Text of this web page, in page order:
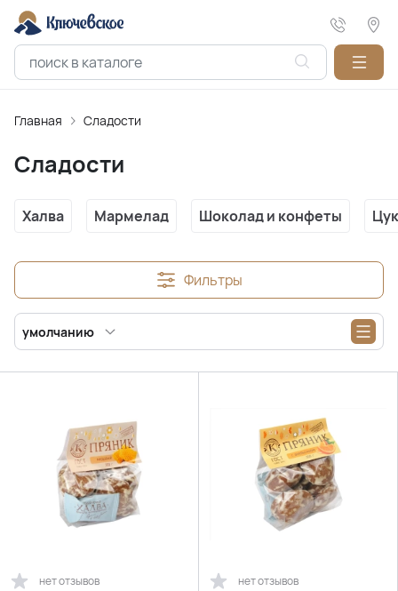
Главная Сладости
Сладости
Халва Мармелад Шоколад и конфеты
Фильтры
умолчанию
нет отзывов нет отзывов